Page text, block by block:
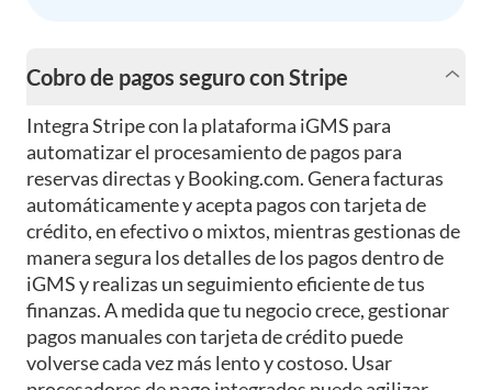
Cobro de pagos seguro con Stripe
Integra Stripe con la plataforma iGMS para
automatizar el procesamiento de pagos para
reservas directas y Booking.com. Genera facturas
automáticamente y acepta pagos con tarjeta de
crédito, en efectivo o mixtos, mientras gestionas de
manera segura los detalles de los pagos dentro de
iGMS y realizas un seguimiento eficiente de tus
finanzas. A medida que tu negocio crece, gestionar
pagos manuales con tarjeta de crédito puede
volverse cada vez más lento y costoso. Usar